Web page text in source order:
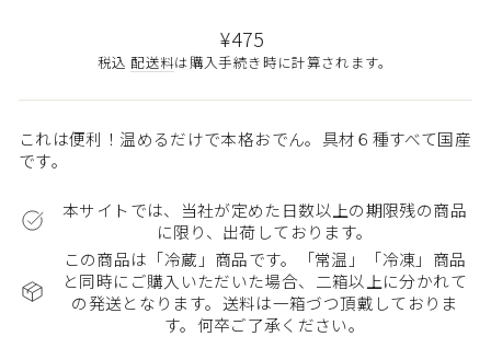
¥475
税込配送料は購入手続き時に計算されます。
これは便利！温めるだけで本格おでん。具材６種すべて国産
です。
本サイトでは、当社が定めた日数以上の期限残の商品
に限り、出荷しております。
この商品は「冷蔵」商品です。「常温」「冷凍」商品
と同時にご購入いただいた場合、二箱以上に分かれて
の発送となります。送料は一箱づつ頂戴しておりま
す。何卒ご了承ください。